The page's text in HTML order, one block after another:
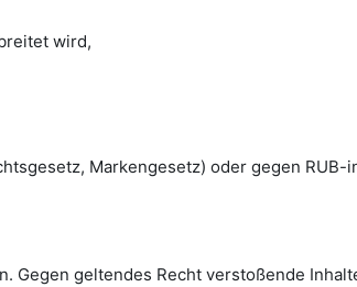
wird,
Markengesetz) oder gegen RUB-
Gegen geltendes Recht verstoßende